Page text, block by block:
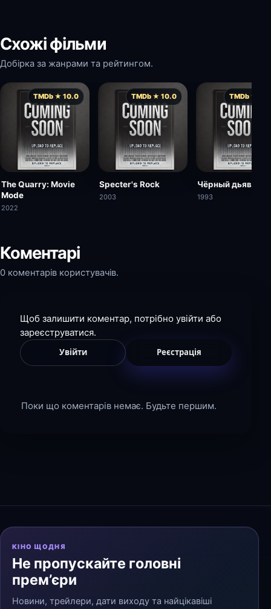
Схожі фільми
Добірка за жанрами та рейтингом.
TMDb ★ 10.0
The Quarry: Movie
Mode
2022
TMDb ★ 10.0
Specter's Rock
2003
TMDb ★
Чёрный дьявол
1993
Коментарі
0 коментарів користувачів.
Щоб залишити коментар, потрібно увійти або
зареєструватися.
Увійти Реєстрація
Поки що коментарів немає. Будьте першим.
КІНО ЩОДНЯ
Не пропускайте головні
прем’єри
Новини, трейлери, дати виходу та найцікавіші